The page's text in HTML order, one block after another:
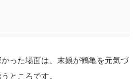
った場面は、末娘が鶴亀を元気づ
ところです。